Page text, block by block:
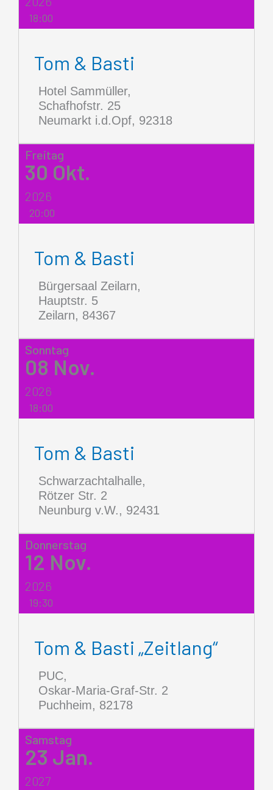
18:00
Tom & Basti
Hotel Sammüller,
Schafhofstr. 25
Neumarkt i.d.Opf, 92318
Freitag
30 Okt.
2026
20:00
Tom & Basti
Bürgersaal Zeilarn,
Hauptstr. 5
Zeilarn, 84367
Sonntag
08 Nov.
2026
18:00
Tom & Basti
Schwarzachtalhalle,
Rötzer Str. 2
Neunburg v.W., 92431
Donnerstag
12 Nov.
2026
19:30
Tom & Basti „Zeitlang“
PUC,
Oskar-Maria-Graf-Str. 2
Puchheim, 82178
Samstag
23 Jan.
2027